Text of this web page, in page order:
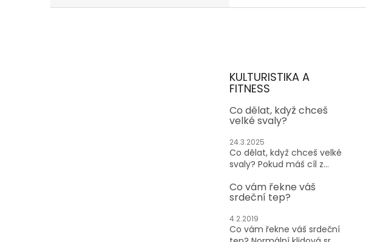
KULTURISTIKA A
FITNESS
Co dělat, když chceš
velké svaly?
24.3.2025
Co dělat, když chceš velké
svaly? Pokud máš cíl z...
Co vám řekne váš
srdeční tep?
4.2.2019
Co vám řekne váš srdeční